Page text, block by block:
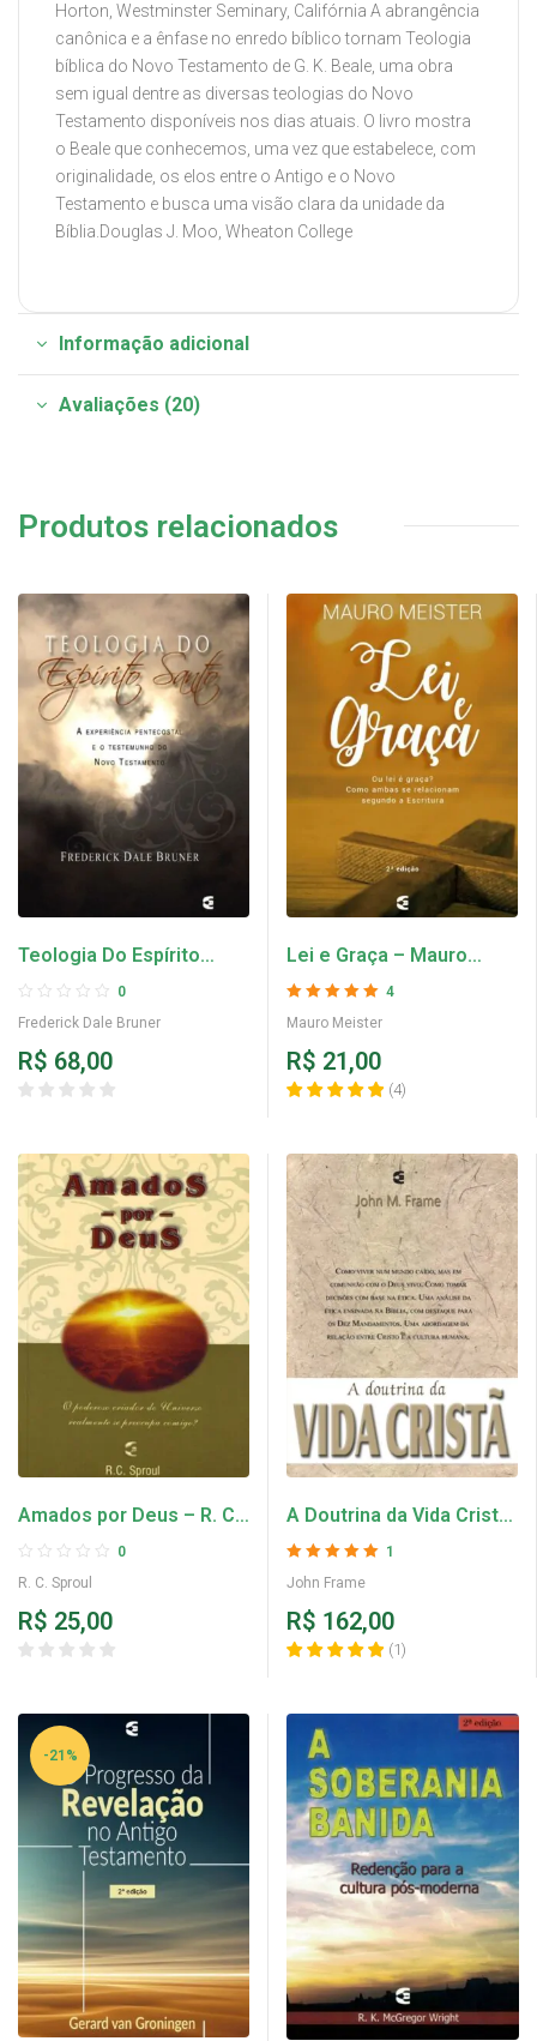
Horton, Westminster Seminary, Califórnia A abrangência
canônica e a ênfase no enredo bíblico tornam Teologia
bíblica do Novo Testamento de G. K. Beale, uma obra
sem igual dentre as diversas teologias do Novo
Testamento disponíveis nos dias atuais. O livro mostra
o Beale que conhecemos, uma vez que estabelece, com
originalidade, os elos entre o Antigo e o Novo
Testamento e busca uma visão clara da unidade da
Bíblia.Douglas J. Moo, Wheaton College
Informação adicional
Avaliações (20)
Produtos relacionados
Teologia Do Espírito
Santo – Frederick Dale
Bruner
0
Frederick Dale Bruner
R$ 68,00
Lei e Graça – Mauro
Meister
4
Mauro Meister
R$ 21,00
(4)
Amados por Deus – R. C.
Sproul
0
R. C. Sproul
R$ 25,00
A Doutrina da Vida Cristã
– John Frame
1
John Frame
R$ 162,00
(1)
-21%